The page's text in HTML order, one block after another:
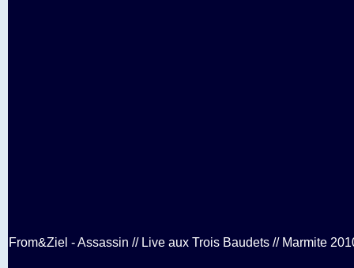
From&Ziel - Assassin // Live aux Trois Baudets // Marmite